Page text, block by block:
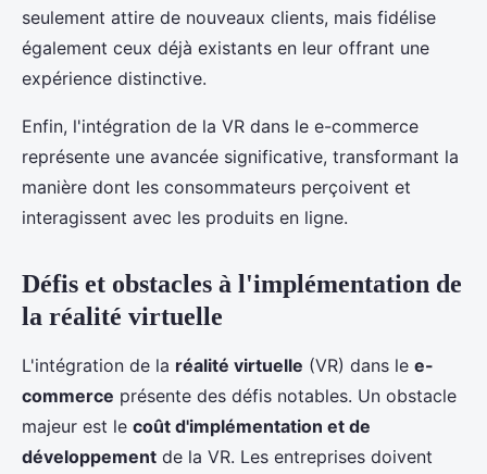
seulement attire de nouveaux clients, mais fidélise
également ceux déjà existants en leur offrant une
expérience distinctive.
Enfin, l'intégration de la VR dans le e-commerce
représente une avancée significative, transformant la
manière dont les consommateurs perçoivent et
interagissent avec les produits en ligne.
Défis et obstacles à l'implémentation de
la réalité virtuelle
L'intégration de la réalité virtuelle (VR) dans le e-
commerce présente des défis notables. Un obstacle
majeur est le coût d'implémentation et de
développement de la VR. Les entreprises doivent